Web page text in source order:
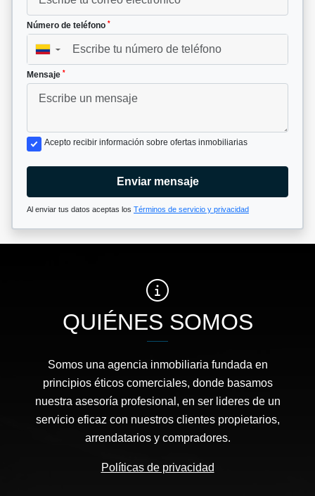
Número de teléfono *
▼
Mensaje *
Acepto recibir información sobre ofertas inmobiliarias
Enviar mensaje
Al enviar tus datos aceptas los Términos de servicio y privacidad
QUIÉNES SOMOS
Somos una agencia inmobiliaria fundada en
principios éticos comerciales, donde basamos
nuestra asesoría profesional, en ser lideres de un
servicio eficaz con nuestros clientes propietarios,
arrendatarios y compradores.
Políticas de privacidad